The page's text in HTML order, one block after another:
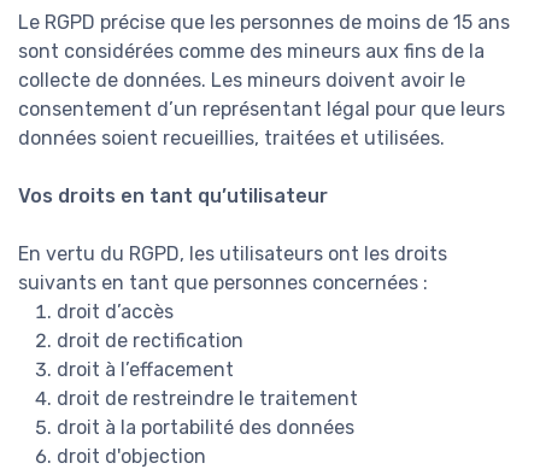
Le RGPD précise que les personnes de moins de 15 ans
sont considérées comme des mineurs aux fins de la
collecte de données. Les mineurs doivent avoir le
consentement d’un représentant légal pour que leurs
données soient recueillies, traitées et utilisées.
Vos droits en tant qu’utilisateur
En vertu du RGPD, les utilisateurs ont les droits
suivants en tant que personnes concernées :
droit d’accès
droit de rectification
droit à l’effacement
droit de restreindre le traitement
droit à la portabilité des données
droit d'objection